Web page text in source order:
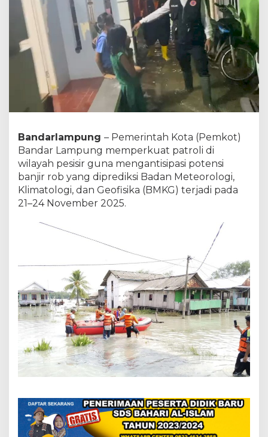
p
u
n
g
P
e
k
t
P
e
n
g
a
w
n
P
s
i
s
i
r
J
e
l
a
g
n
c
a
m
Bandarlampung – Pemerintah Kota (Pemkot)
Bandar Lampung memperkuat patroli di
wilayah pesisir guna mengantisipasi potensi
banjir rob yang diprediksi Badan Meteorologi,
Klimatologi, dan Geofisika (BMKG) terjadi pada
21–24 November 2025.